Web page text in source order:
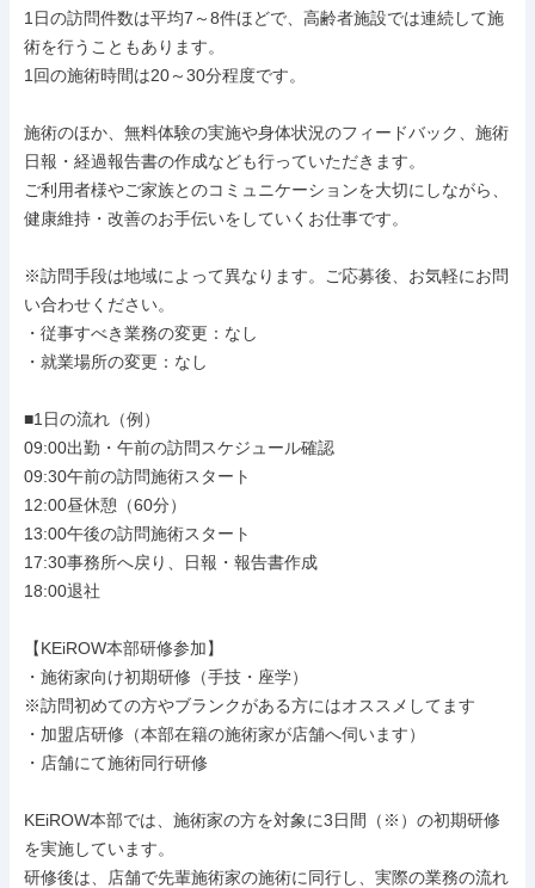
1日の訪問件数は平均7～8件ほどで、高齢者施設では連続して施
術を行うこともあります。
1回の施術時間は20～30分程度です。
施術のほか、無料体験の実施や身体状況のフィードバック、施術
日報・経過報告書の作成なども行っていただきます。
ご利用者様やご家族とのコミュニケーションを大切にしながら、
健康維持・改善のお手伝いをしていくお仕事です。
※訪問手段は地域によって異なります。ご応募後、お気軽にお問
い合わせください。
・従事すべき業務の変更：なし
・就業場所の変更：なし
■1日の流れ（例）
09:00出勤・午前の訪問スケジュール確認
09:30午前の訪問施術スタート
12:00昼休憩（60分）
13:00午後の訪問施術スタート
17:30事務所へ戻り、日報・報告書作成
18:00退社
【KEiROW本部研修参加】
・施術家向け初期研修（手技・座学）
※訪問初めての方やブランクがある方にはオススメしてます
・加盟店研修（本部在籍の施術家が店舗へ伺います）
・店舗にて施術同行研修
KEiROW本部では、施術家の方を対象に3日間（※）の初期研修
を実施しています。
研修後は、店舗で先輩施術家の施術に同行し、実際の業務の流れ